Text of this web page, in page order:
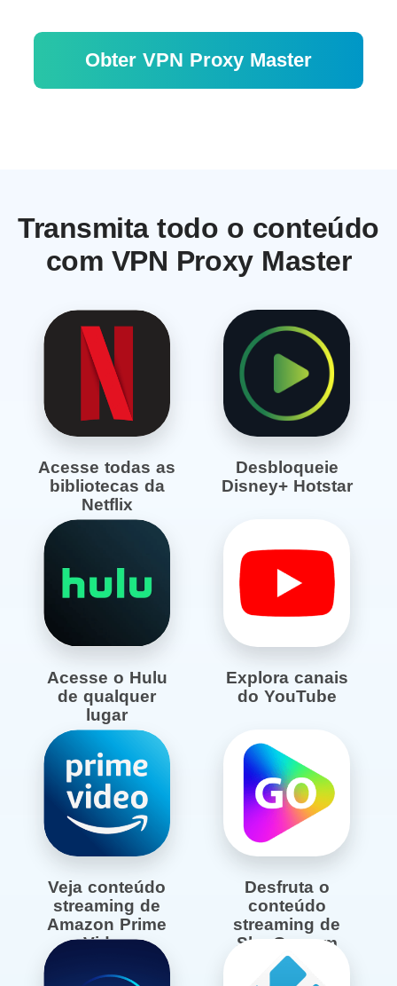
Obter VPN Proxy Master
Transmita todo o conteúdo
com VPN Proxy Master
Acesse todas as
bibliotecas da
Netflix
Desbloqueie
Disney+ Hotstar
Acesse o Hulu
de qualquer
lugar
Explora canais
do YouTube
Veja conteúdo
streaming de
Amazon Prime
Video
Desfruta o
conteúdo
streaming de
Sky Go com
VPN